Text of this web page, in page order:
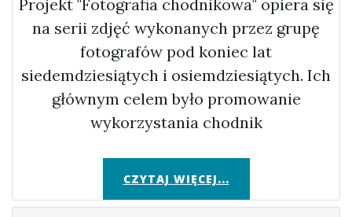
Projekt "Fotografia chodnikowa" opiera się
na serii zdjęć wykonanych przez grupę
fotografów pod koniec lat
siedemdziesiątych i osiemdziesiątych. Ich
głównym celem było promowanie
wykorzystania chodnik
CZYTAJ WIĘCEJ...